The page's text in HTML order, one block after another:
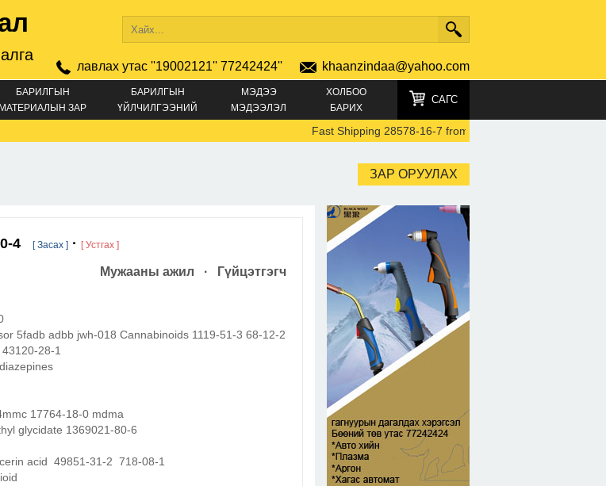
лавлах утас ''19002121'' 77242424'' khaanzindaa@yahoo.com
БАРИЛГЫН
МАТЕРИАЛЫН ЗАР
БАРИЛГЫН
ҮЙЛЧИЛГЭЭНИЙ
МЭДЭЭ
МЭДЭЭЛЭЛ
ХОЛБОО
БАРИХ
САГС
Fast Shipping 28578-16-7 from Local Warehouse 5449-12-7
ЗАР ОРУУЛАХ
4 [ Засах ] · [ Устгах ]
Мужааны ажил · Гүйцэтгэгч
5fadb adbb jwh-018 Cannabinoids 1119-51-3 68-12-2
28-1
17764-18-0 mdma
glycidate 1369021-80-6
acid 49851-31-2 718-08-1